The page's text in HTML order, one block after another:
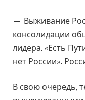
— Выживание
консолидации
лидера. «Есть
нет России».
В свою очередь,